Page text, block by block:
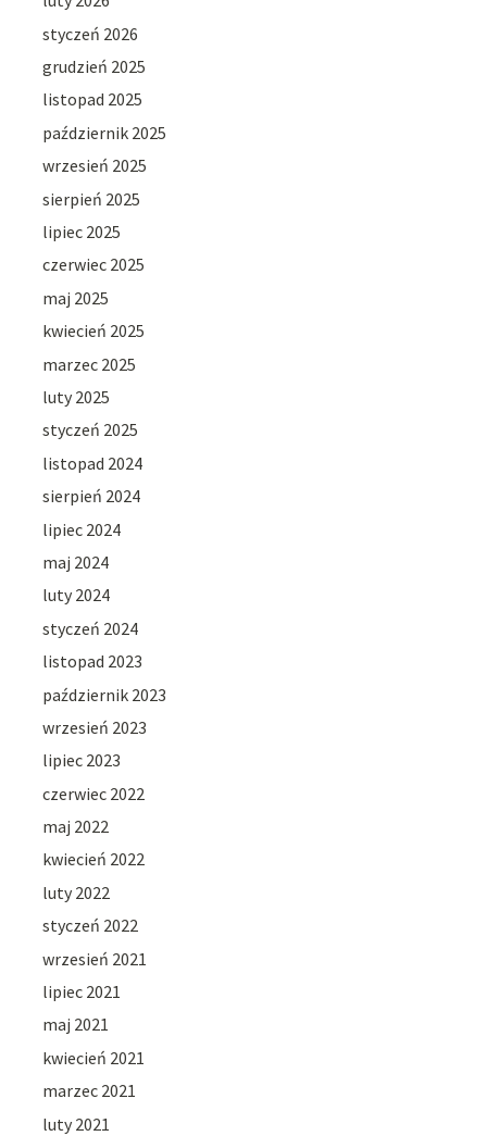
styczeń 2026
grudzień 2025
listopad 2025
październik 2025
wrzesień 2025
sierpień 2025
lipiec 2025
czerwiec 2025
maj 2025
kwiecień 2025
marzec 2025
luty 2025
styczeń 2025
listopad 2024
sierpień 2024
lipiec 2024
maj 2024
luty 2024
styczeń 2024
listopad 2023
październik 2023
wrzesień 2023
lipiec 2023
czerwiec 2022
maj 2022
kwiecień 2022
luty 2022
styczeń 2022
wrzesień 2021
lipiec 2021
maj 2021
kwiecień 2021
marzec 2021
luty 2021